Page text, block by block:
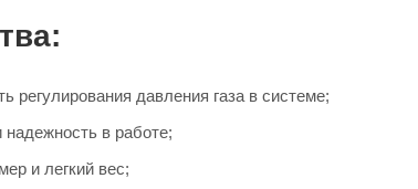
регулирования давления газа в системе;
надежность в работе;
и легкий вес;